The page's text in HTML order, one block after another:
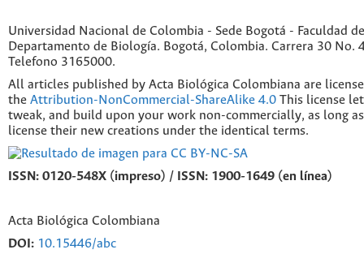
Universidad Nacional de Colombia - Sede Bogotá - Faculdad
Departamento de Biología. Bogotá, Colombia. Carrera 30 No.
Telefono 3165000.
All articles published by Acta Biológica Colombiana are
the Attribution-NonCommercial-ShareAlike 4.0 This license
tweak, and build upon your work non-commercially, as long
license their new creations under the identical terms.
ISSN: 0120-548X (impreso) / ISSN: 1900-1649 (en línea)
Acta Biológica Colombiana
DOI: 10.15446/abc